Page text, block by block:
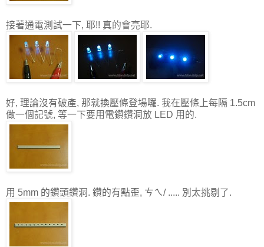
接著通電測試一下, 耶!! 真的會亮耶.
好, 理論沒有破產, 那就換壓條登場囉. 我在壓條上每隔 1.5cm
做一個記號, 等一下要用電鑽鑽洞放 LED 用的.
用 5mm 的鑽頭鑽洞. 鑽的有點歪, ㄘㄟ/ ..... 別太挑剔了.